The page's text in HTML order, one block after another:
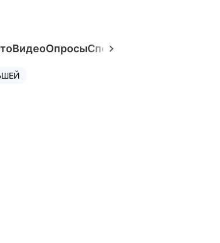
ВидеоОпросыСпецпроекты